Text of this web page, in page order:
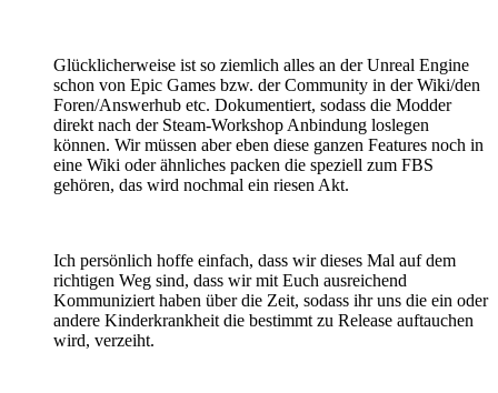
Glücklicherweise ist so ziemlich alles an der Unreal Engine
schon von Epic Games bzw. der Community in der Wiki/den
Foren/Answerhub etc. Dokumentiert, sodass die Modder
direkt nach der Steam-Workshop Anbindung loslegen
können. Wir müssen aber eben diese ganzen Features noch in
eine Wiki oder ähnliches packen die speziell zum FBS
gehören, das wird nochmal ein riesen Akt.
Ich persönlich hoffe einfach, dass wir dieses Mal auf dem
richtigen Weg sind, dass wir mit Euch ausreichend
Kommuniziert haben über die Zeit, sodass ihr uns die ein oder
andere Kinderkrankheit die bestimmt zu Release auftauchen
wird, verzeiht.